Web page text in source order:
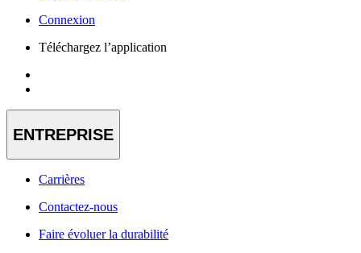
Connexion
Téléchargez l’application
ENTREPRISE
Carrières
Contactez-nous
Faire évoluer la durabilité